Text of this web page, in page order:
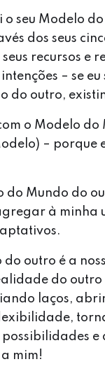
seu Modelo
dos seus
recursos e
– se
do outro,
o Modelo
– porque
do Mundo do
à minha
outro é a
do
laços,
possibilidades
a mim!